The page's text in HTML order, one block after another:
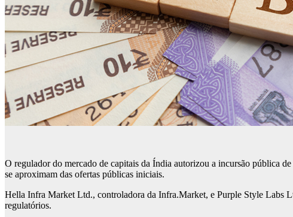
O regulador do mercado de capitais da Índia autorizou a incursão pública
se aproximam das ofertas públicas iniciais.
Hella Infra Market Ltd., controladora da Infra.Market, e Purple Style Labs
regulatórios.